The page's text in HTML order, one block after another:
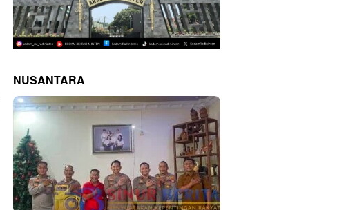
NUSANTARA